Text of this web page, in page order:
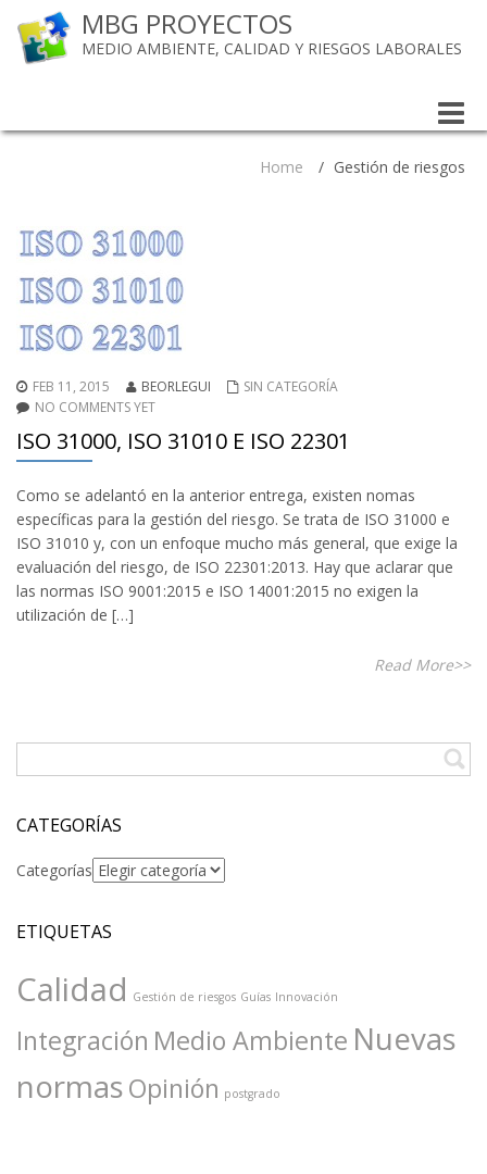
MBG PROYECTOS
MEDIO AMBIENTE, CALIDAD Y RIESGOS LABORALES
Toggle
Home
/ Gestión de riesgos
FEB 11, 2015 BEORLEGUI
SIN CATEGORÍA
NO COMMENTS YET
ISO 31000, ISO 31010 E ISO 22301
Como se adelantó en la anterior entrega, existen nomas
específicas para la gestión del riesgo. Se trata de ISO 31000 e
ISO 31010 y, con un enfoque mucho más general, que exige la
evaluación del riesgo, de ISO 22301:2013. Hay que aclarar que
las normas ISO 9001:2015 e ISO 14001:2015 no exigen la
utilización de […]
Read More>>
CATEGORÍAS
Categorías
ETIQUETAS
Calidad Gestión de riesgos Guías Innovación
Integración Medio Ambiente Nuevas
normasOpinión postgrado